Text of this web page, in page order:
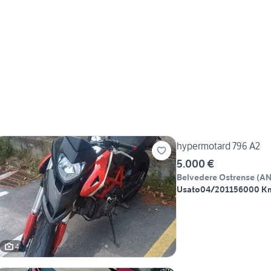
4
hypermotard 796 A2
5.000 €
Belvedere Ostrense (AN
Usato04/201156000